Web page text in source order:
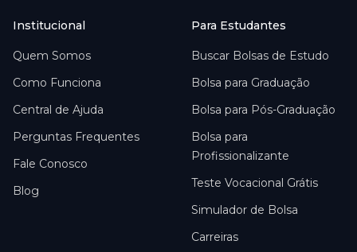
Institucional
Quem Somos
Como Funciona
Central de Ajuda
Perguntas Frequentes
Fale Conosco
Blog
Para Estudantes
Buscar Bolsas de Estudo
Bolsa para Graduação
Bolsa para Pós-Graduação
Bolsa para
Profissionalizante
Teste Vocacional Grátis
Simulador de Bolsa
Carreiras